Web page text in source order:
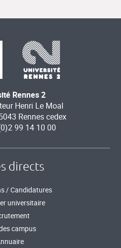
Rennes 2
Henri Le Moal
Rennes cedex
99 14 10 00
directs
/ Candidatures
universitaire
campus